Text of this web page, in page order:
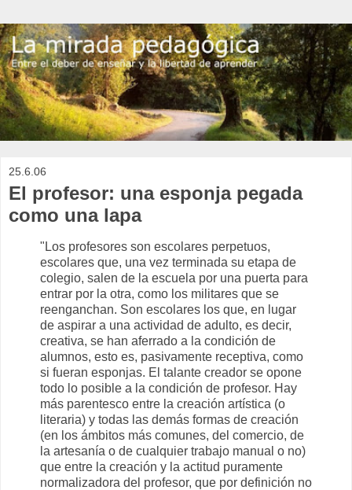
25.6.06
El profesor: una esponja pegada
como una lapa
"Los profesores son escolares perpetuos,
escolares que, una vez terminada su etapa de
colegio, salen de la escuela por una puerta para
entrar por la otra, como los militares que se
reenganchan. Son escolares los que, en lugar
de aspirar a una actividad de adulto, es decir,
creativa, se han aferrado a la condición de
alumnos, esto es, pasivamente receptiva, como
si fueran esponjas. El talante creador se opone
todo lo posible a la condición de profesor. Hay
más parentesco entre la creación artística (o
literaria) y todas las demás formas de creación
(en los ámbitos más comunes, del comercio, de
la artesanía o de cualquier trabajo manual o no)
que entre la creación y la actitud puramente
normalizadora del profesor, que por definición no